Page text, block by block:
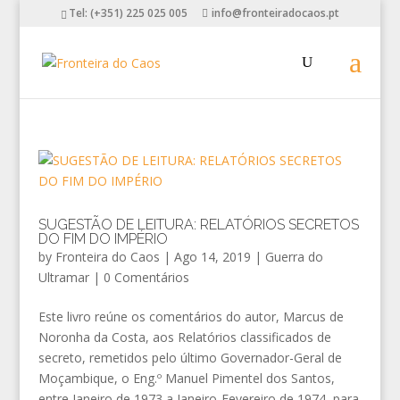
Tel: (+351) 225 025 005 info@fronteiradocaos.pt
SUGESTÃO DE LEITURA: RELATÓRIOS SECRETOS
DO FIM DO IMPÉRIO
by Fronteira do Caos | Ago 14, 2019 | Guerra do
Ultramar| 0 Comentários
Este livro reúne os comentários do autor, Marcus de
Noronha da Costa, aos Relatórios classificados de
secreto, remetidos pelo último Governador-Geral de
Moçambique, o Eng.º Manuel Pimentel dos Santos,